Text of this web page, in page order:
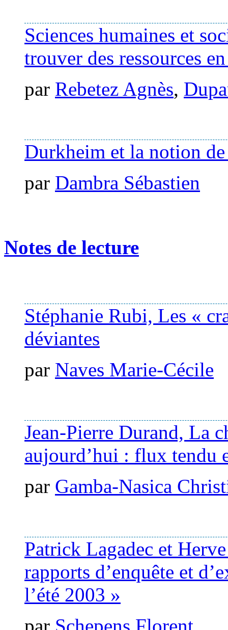
Sciences humaines et
trouver des ressources
par Rebetez Agnès,
Durkheim et la notion
par Dambra Sébastien
Notes de lecture
Stéphanie Rubi, Les «
déviantes
par Naves Marie-Cécile
Jean-Pierre Durand, La
aujourd’hui : flux tendu
par Gamba-Nasica
Patrick Lagadec et
rapports d’enquête et
l’été 2003 »
par Schepens Florent